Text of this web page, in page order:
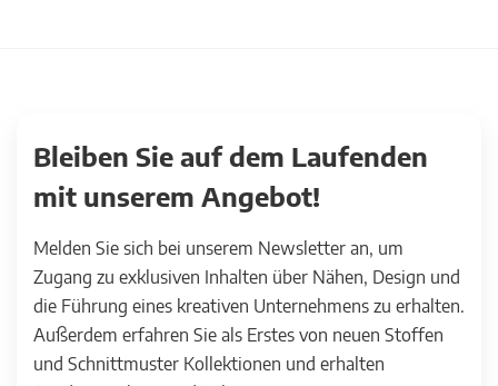
Bleiben Sie auf dem Laufenden
mit unserem Angebot!
Melden Sie sich bei unserem Newsletter an, um
Zugang zu exklusiven Inhalten über Nähen, Design und
die Führung eines kreativen Unternehmens zu erhalten.
Außerdem erfahren Sie als Erstes von neuen Stoffen
und Schnittmuster Kollektionen und erhalten